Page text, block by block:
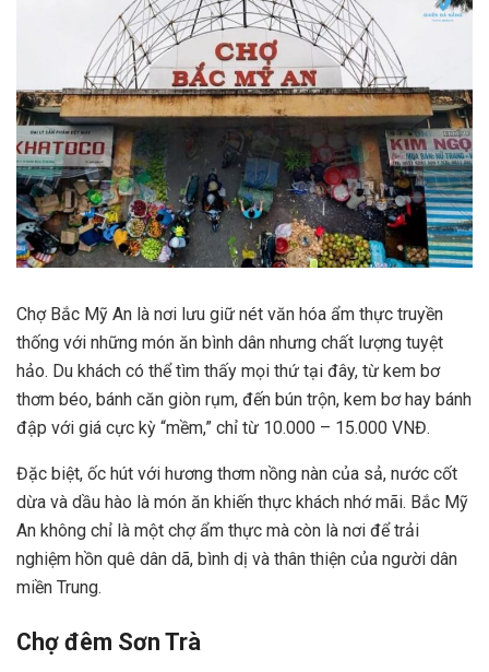
Chợ Bắc Mỹ An là nơi lưu giữ nét văn hóa ẩm thực truyền
thống với những món ăn bình dân nhưng chất lượng tuyệt
hảo. Du khách có thể tìm thấy mọi thứ tại đây, từ kem bơ
thơm béo, bánh căn giòn rụm, đến bún trộn, kem bơ hay bánh
đập với giá cực kỳ “mềm,” chỉ từ 10.000 – 15.000 VNĐ.
Đặc biệt, ốc hút với hương thơm nồng nàn của sả, nước cốt
dừa và dầu hào là món ăn khiến thực khách nhớ mãi. Bắc Mỹ
An không chỉ là một chợ ẩm thực mà còn là nơi để trải
nghiệm hồn quê dân dã, bình dị và thân thiện của người dân
miền Trung.
Chợ đêm Sơn Trà